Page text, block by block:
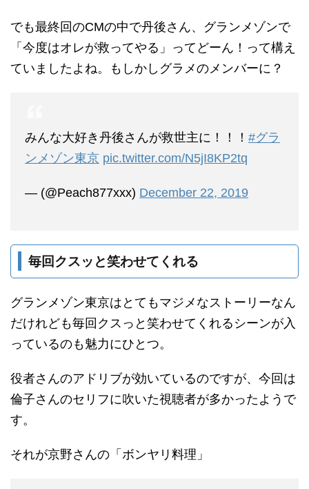
でも最終回のCMの中で丹後さん、グランメゾンで
「今度はオレが救ってやる」ってどーん！って構え
ていましたよね。もしかしグラメのメンバーに？
みんな大好き丹後さんが救世主に！！！ #グラ
ンメゾン東京 pic.twitter.com/N5jI8KP2tq
— (@Peach877xxx) December 22, 2019
毎回クスッと笑わせてくれる
グランメゾン東京はとてもマジメなストーリーなん
だけれども毎回クスっと笑わせてくれるシーンが入
っているのも魅力にひとつ。
役者さんのアドリブが効いているのですが、今回は
倫子さんのセリフに吹いた視聴者が多かったようで
す。
それが京野さんの「ボンヤリ料理」